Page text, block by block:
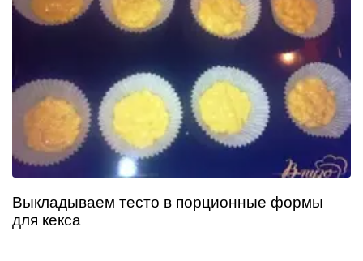
Выкладываем тесто в порционные формы
для кекса